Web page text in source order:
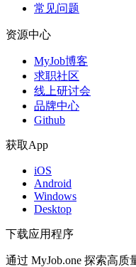
常见问题
资源中心
MyJob博客
求职社区
线上研讨会
品牌中心
Github
获取App
iOS
Android
Windows
Desktop
下载应用程序
通过 MyJob.one 探索高质